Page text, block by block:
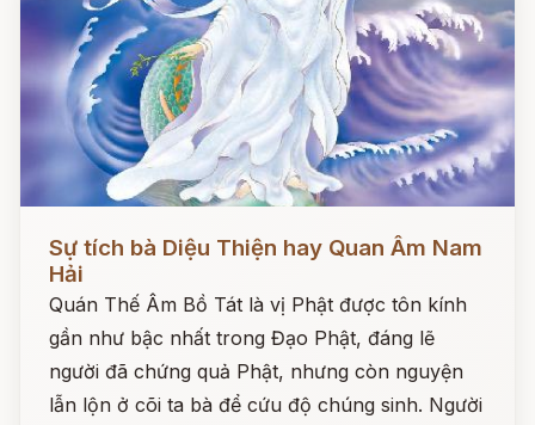
Sự tích bà Diệu Thiện hay Quan Âm Nam
Hải
Quán Thế Âm Bồ Tát là vị Phật được tôn kính
gần như bậc nhất trong Đạo Phật, đáng lẽ
người đã chứng quả Phật, nhưng còn nguyện
lẫn lộn ở cõi ta bà để cứu độ chúng sinh. Người